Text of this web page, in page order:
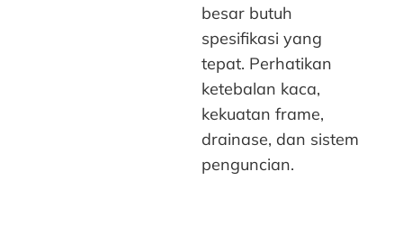
besar butuh
spesifikasi yang
tepat. Perhatikan
ketebalan kaca,
kekuatan frame,
drainase, dan sistem
penguncian.